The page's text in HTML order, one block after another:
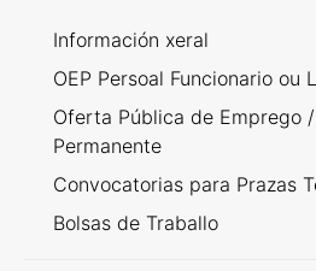
Información xeral
OEP Persoal Funcionario ou
Oferta Pública de Emprego
Permanente
Convocatorias para Prazas
Bolsas de Traballo